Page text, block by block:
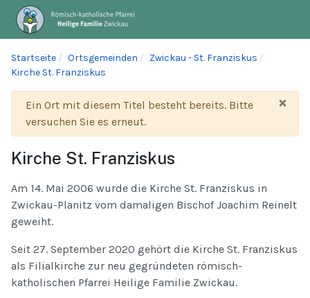
Startseite Ortsgemeinden
Zwickau - St. Franziskus
Kirche St. Franziskus
×
Warnung
Ein Ort mit diesem Titel besteht bereits. Bitte
versuchen Sie es erneut.
Kirche St. Franziskus
Am 14. Mai 2006 wurde die Kirche St. Franziskus in
Zwickau-Planitz vom damaligen Bischof Joachim Reinelt
geweiht.
Seit 27. September 2020 gehört die Kirche St. Franziskus
als Filialkirche zur neu gegründeten römisch-
katholischen Pfarrei Heilige Familie Zwickau.